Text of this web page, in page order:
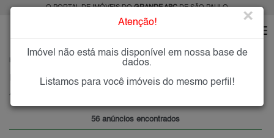
O PORTAL DE IMÓVEIS DOGRANDE ABCDE SÃO PAULO
SÃO BERNARDO DO CAMPO
Imóveis para Alugar no Assunção, São Bernardo do Campo, SP
Assunção - São Bernardo do Campo, Grande ABC
56 anúncios encontrados
Atenção! ×
Imóvel não está mais disponível em nossa base de
dados.
Listamos para você imóveis do mesmo perfil!